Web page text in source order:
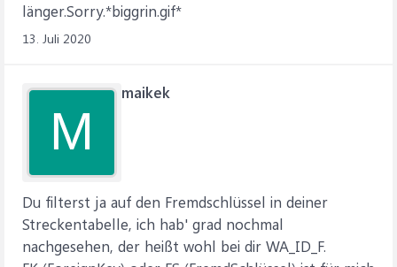
länger.Sorry.*biggrin.gif*
13. Juli 2020
M
maikek
Du filterst ja auf den Fremdschlüssel in deiner
Streckentabelle, ich hab' grad nochmal
nachgesehen, der heißt wohl bei dir WA_ID_F.